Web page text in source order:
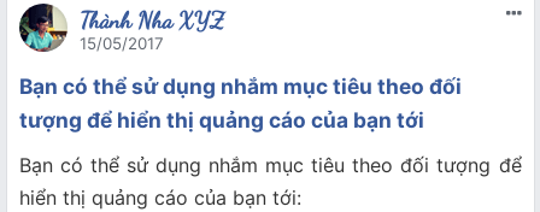
Thành Nha XYZ
15/05/2017
Bạn có thể sử dụng nhắm mục tiêu theo đối
tượng để hiển thị quảng cáo của bạn tới
Bạn có thể sử dụng nhắm mục tiêu theo đối tượng để
hiển thị quảng cáo của bạn tới: